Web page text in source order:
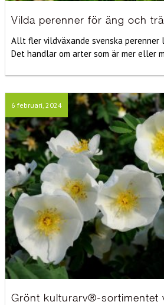
Vilda perenner för äng och
Allt fler vildväxande svenska perenner
Det handlar om arter som är mer eller
6 februari, 2024
Grönt kulturarv®-sortimentet